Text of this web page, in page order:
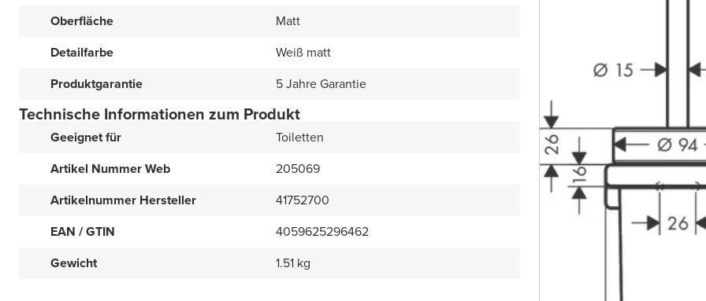
Oberfläche
Matt
Detailfarbe
Weiß matt
Produktgarantie
5 Jahre Garantie
Technische Informationen zum Produkt
Geeignet für
Toiletten
Artikel Nummer Web
205069
Artikelnummer Hersteller
41752700
EAN / GTIN
4059625296462
Gewicht
1.51 kg